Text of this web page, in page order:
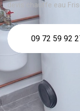
devis chauffe eau
09 72 59 92